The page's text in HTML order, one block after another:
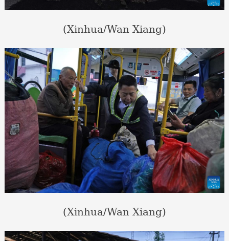
(Xinhua/Wan Xiang)
(Xinhua/Wan Xiang)